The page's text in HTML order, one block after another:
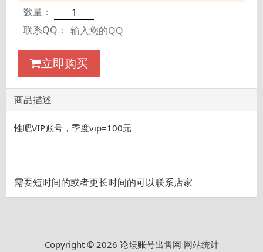
数量：
联系QQ：
立即购买
商品描述
性吧VIP账号，季度vip=100元
需要短时间的或者更长时间的可以联系店家
Copyright © 2026 论坛账号出售网 网站统计